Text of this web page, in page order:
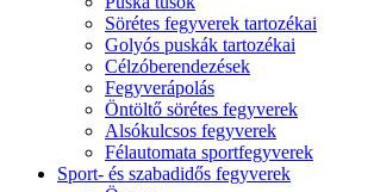
Sörétes fegyverek tartozékai
Golyós puskák tartozékai
Célzóberendezések
Fegyverápolás
Öntöltő sörétes fegyverek
Alsókulcsos fegyverek
Félautomata sportfegyverek
Sport- és szabadidős fegyverek